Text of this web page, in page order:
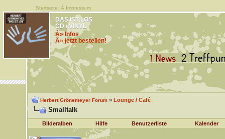
Startseite |Â Impressum
DAS IST LOS
CD / VINYL
Â» Infos
Â» jetzt bestellen!
Herbert Grönemeyer Forum» Lounge / Café
Smalltalk
Bilderalben Hilfe Benutzerliste Kalender